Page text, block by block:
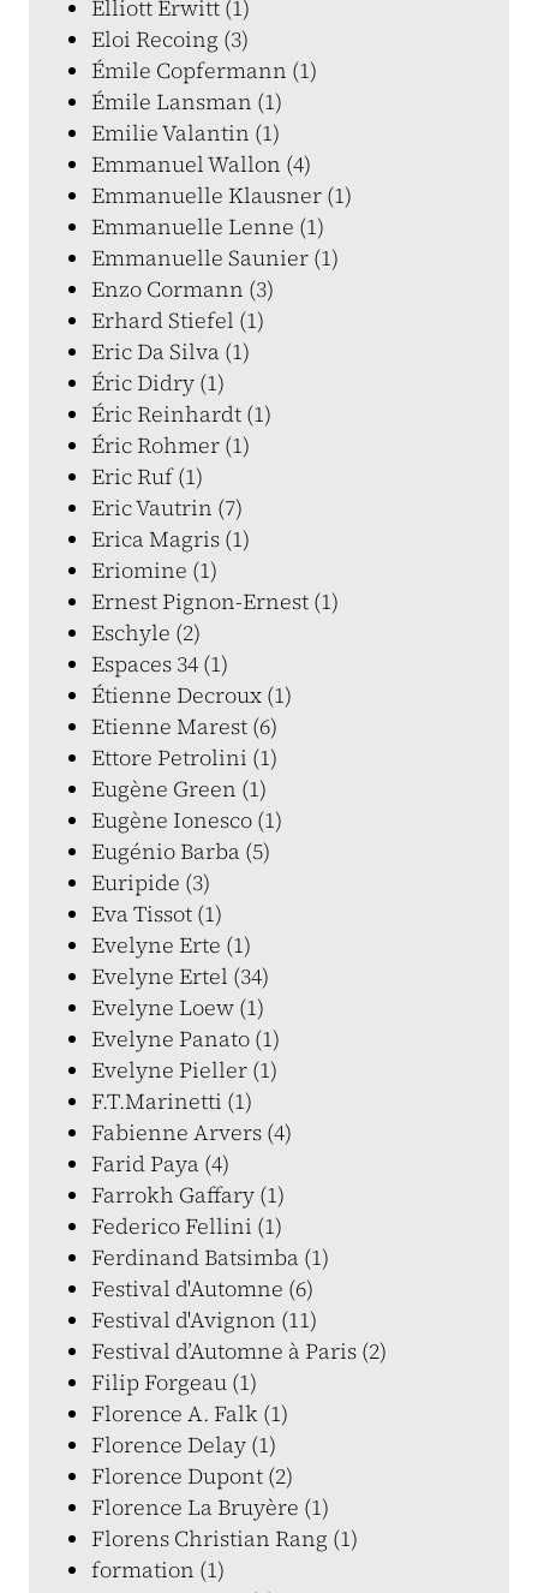
Elliott Erwitt (1)
Eloi Recoing (3)
Émile Copfermann (1)
Émile Lansman (1)
Emilie Valantin (1)
Emmanuel Wallon (4)
Emmanuelle Klausner (1)
Emmanuelle Lenne (1)
Emmanuelle Saunier (1)
Enzo Cormann (3)
Erhard Stiefel (1)
Eric Da Silva (1)
Éric Didry (1)
Éric Reinhardt (1)
Éric Rohmer (1)
Eric Ruf (1)
Eric Vautrin (7)
Erica Magris (1)
Eriomine (1)
Ernest Pignon-Ernest (1)
Eschyle (2)
Espaces 34 (1)
Étienne Decroux (1)
Etienne Marest (6)
Ettore Petrolini (1)
Eugène Green (1)
Eugène Ionesco (1)
Eugénio Barba (5)
Euripide (3)
Eva Tissot (1)
Evelyne Erte (1)
Evelyne Ertel (34)
Evelyne Loew (1)
Evelyne Panato (1)
Evelyne Pieller (1)
F.T.Marinetti (1)
Fabienne Arvers (4)
Farid Paya (4)
Farrokh Gaffary (1)
Federico Fellini (1)
Ferdinand Batsimba (1)
Festival d'Automne (6)
Festival d'Avignon (11)
Festival d’Automne à Paris (2)
Filip Forgeau (1)
Florence A. Falk (1)
Florence Delay (1)
Florence Dupont (2)
Florence La Bruyère (1)
Florens Christian Rang (1)
formation (1)